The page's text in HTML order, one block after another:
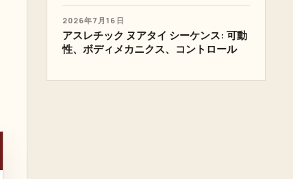
2026年7月16日
アスレチック ヌアタイ シーケンス: 可動
性、ボディメカニクス、コントロール